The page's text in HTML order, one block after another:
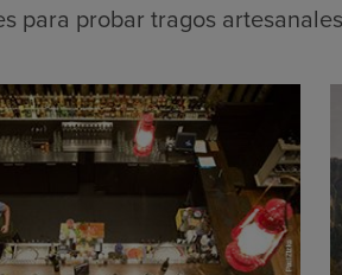
para probar tragos artesanales